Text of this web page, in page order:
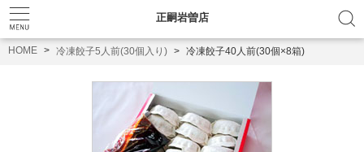
正嗣岩曽店
HOME 冷凍餃子5人前(30個入り) 冷凍餃子40人前(30個×8箱)